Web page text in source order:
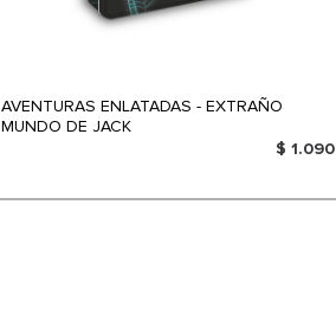
AVENTURAS ENLATADAS - EXTRAÑO
MUNDO DE JACK
$ 1.090